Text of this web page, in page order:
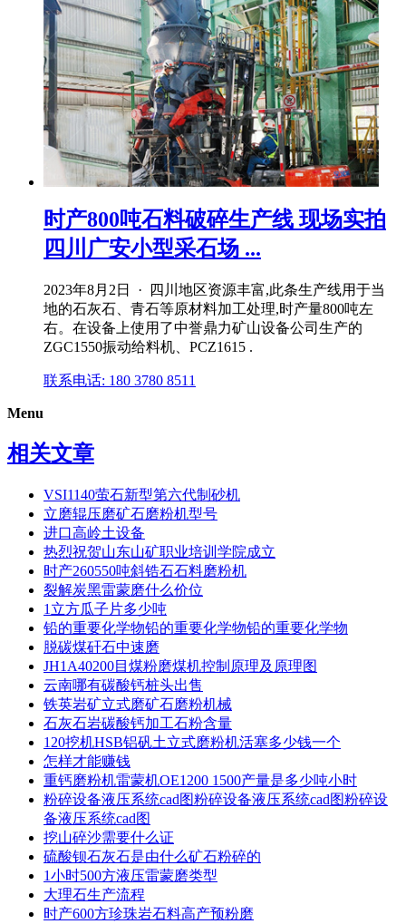
时产800吨石料破碎生产线 现场实拍
四川广安小型采石场 ...
2023年8月2日 · 四川地区资源丰富,此条生产线用于当
地的石灰石、青石等原材料加工处理,时产量800吨左
右。在设备上使用了中誉鼎力矿山设备公司生产的
ZGC1550振动给料机、PCZ1615 .
联系电话: 180 3780 8511
Menu
相关文章
VSI1140萤石新型第六代制砂机
立磨辊压磨矿石磨粉机型号
进口高岭土设备
热烈祝贺山东山矿职业培训学院成立
时产260550吨斜锆石石料磨粉机
裂解炭黑雷蒙磨什么价位
1立方瓜子片多少吨
铅的重要化学物铅的重要化学物铅的重要化学物
脱碳煤矸石中速磨
JH1A40200目煤粉磨煤机控制原理及原理图
云南哪有碳酸钙桩头出售
铁英岩矿立式磨矿石磨粉机械
石灰石岩碳酸钙加工石粉含量
120挖机HSB铝矾土立式磨粉机活塞多少钱一个
怎样才能赚钱
重钙磨粉机雷蒙机OE1200 1500产量是多少吨小时
粉碎设备液压系统cad图粉碎设备液压系统cad图粉碎设
备液压系统cad图
挖山碎沙需要什么证
硫酸钡石灰石是由什么矿石粉碎的
1小时500方液压雷蒙磨类型
大理石生产流程
时产600方珍珠岩石料高产预粉磨